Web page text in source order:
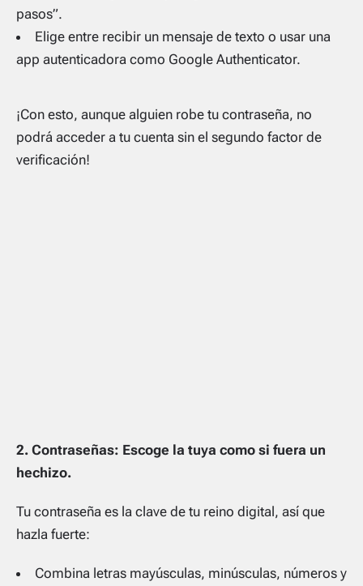
pasos”.
Elige entre recibir un mensaje de texto o usar una
app autenticadora como Google Authenticator.
¡Con esto, aunque alguien robe tu contraseña, no
podrá acceder a tu cuenta sin el segundo factor de
verificación!
2. Contraseñas: Escoge la tuya como si fuera un
hechizo.
Tu contraseña es la clave de tu reino digital, así que
hazla fuerte:
Combina letras mayúsculas, minúsculas, números y